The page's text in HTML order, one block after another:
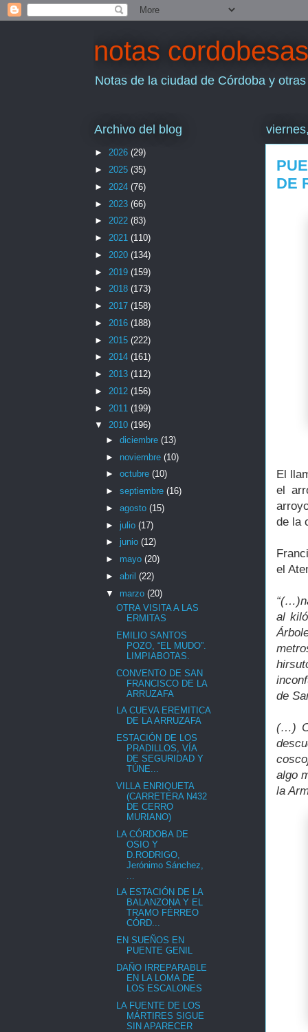
notas cordobesas
Notas de la ciudad de Córdoba y
DE
El
el
de la
el
al
de
(…)
algo
la
Archivo del blog
► 2026 (29)
► 2025 (35)
► 2024 (76)
► 2023 (66)
► 2022 (83)
► 2021 (110)
► 2020 (134)
► 2019 (159)
► 2018 (173)
► 2017 (158)
► 2016 (188)
► 2015 (222)
► 2014 (161)
► 2013 (112)
► 2012 (156)
► 2011 (199)
▼ 2010 (196)
► diciembre (13)
► noviembre (10)
► octubre (10)
► septiembre (16)
► agosto (15)
► julio (17)
► junio (12)
► mayo (20)
► abril (22)
▼ marzo (20)
OTRA VISITA A LAS
ERMITAS
EMILIO SANTOS
POZO, “EL MUDO”.
LIMPIABOTAS.
CONVENTO DE SAN
FRANCISCO DE LA
ARRUZAFA
LA CUEVA EREMITICA
DE LA ARRUZAFA
ESTACIÓN DE LOS
PRADILLOS, VÍA
DE SEGURIDAD Y
TÚNE...
VILLA ENRIQUETA
(CARRETERA N432
DE CERRO
MURIANO)
LA CÓRDOBA DE
OSIO Y
D.RODRIGO,
Jerónimo Sánchez,
LA ESTACIÓN DE LA
BALANZONA Y EL
TRAMO FÉRREO
CÓRD...
EN SUEÑOS EN
PUENTE GENIL
DAÑO IRREPARABLE
EN LA LOMA DE
LOS ESCALONES
LA FUENTE DE LOS
MÁRTIRES SIGUE
SIN APARECER